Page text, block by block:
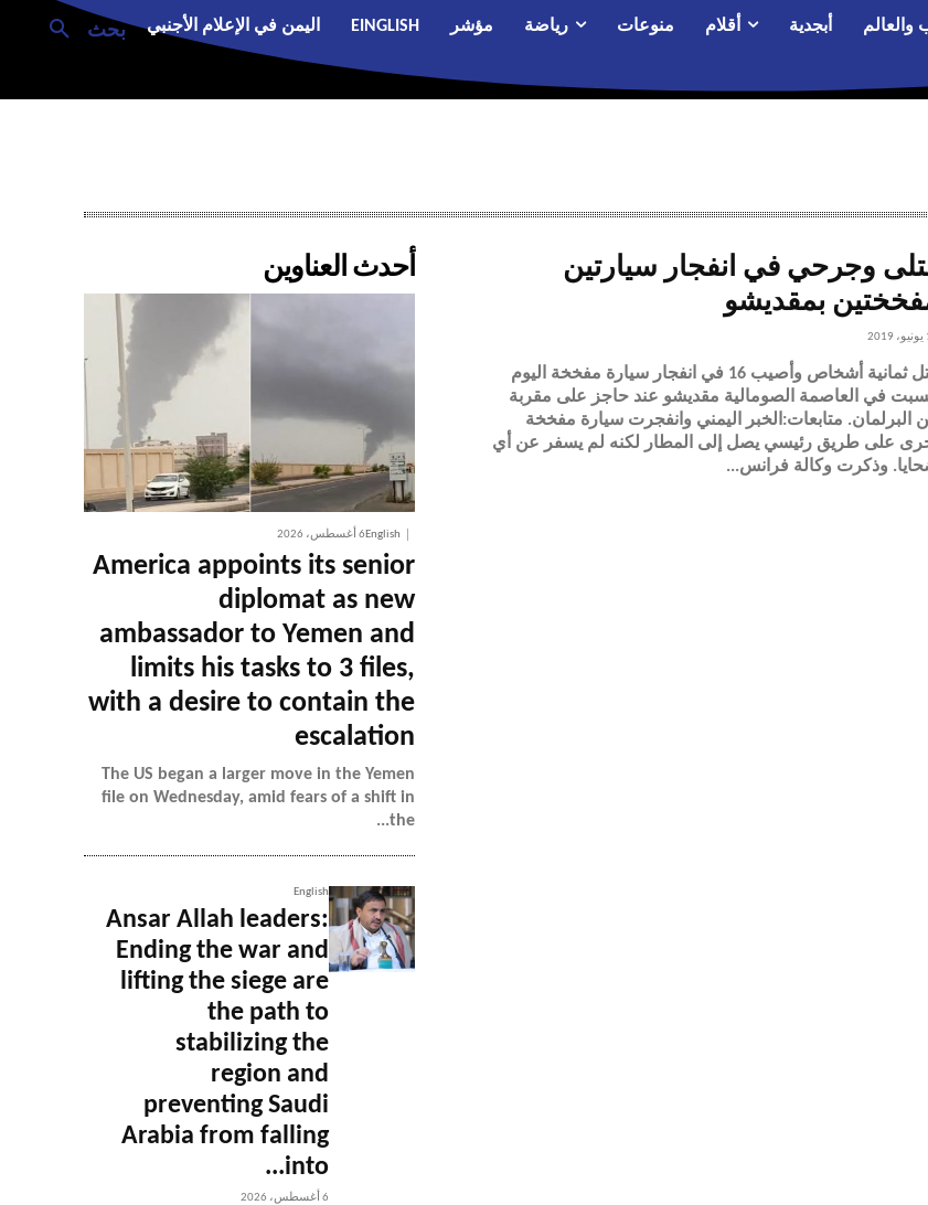
بحث والعالم أبجدية أقلام منوعات رياضة مؤشر EINGLISH اليمن في الإعلام الأجنبي
وجرحي في انفجار سيارتين
بمقديشو
قتل ثمانية أشخاص وأصيب 16 في انفجار سيارة مفخخة اليوم
في العاصمة الصومالية مقديشو عند حاجز على مقربة
من البرلمان. متابعات:الخبر اليمني وانفجرت سيارة مفخخة
على طريق رئيسي يصل إلى المطار لكنه لم يسفر عن أي
وكالة فرانس...
أحدث العناوين
English6 أغسطس، 2026
America appoints its senior
diplomat as new
ambassador to Yemen and
limits his tasks to 3 files,
with a desire to contain the
escalation
The US began a larger move in the Yemen
file on Wednesday, amid fears of a shift in
the...
English
Ansar Allah leaders:
Ending the war and
lifting the siege are
the path to
stabilizing the
region and
preventing Saudi
Arabia from falling
into...
6 أغسطس، 2026